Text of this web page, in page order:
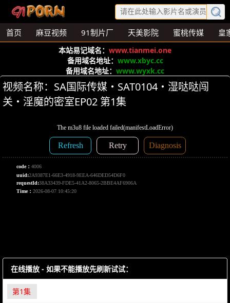
首页 麻豆视频 91制片厂 天美影院 蜜桃传媒 皇
本站易记域名： www.tianmei.one
备用域名地址： www.xbyc.cc
备用域名地址： www.wyxk.cc
视频名称：SA国际传媒・SAT0104・湿哒哒闯
关・淫魔的密室EP02 第1集
在线播放 - 如果不能播放先刷新试试：
第1集